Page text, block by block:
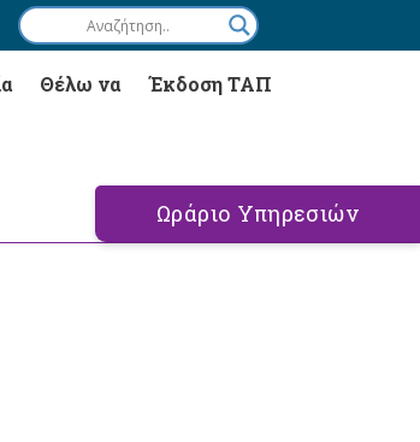
Θέλω να Έκδοση ΤΑΠ
Ωράριο Υπηρεσιών